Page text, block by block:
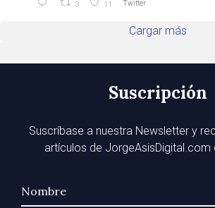
3 11 Twitter
Cargar más
Suscripción
Suscríbase a nuestra Newsletter y
artículos de JorgeAsisDigital.com